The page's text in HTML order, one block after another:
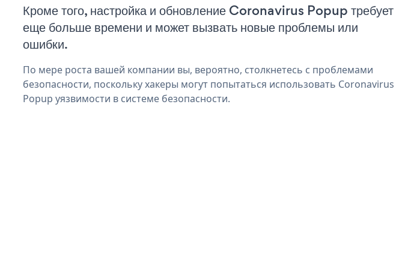
Кроме того, настройка и обновление Coronavirus Popup требует
еще больше времени и может вызвать новые проблемы или
ошибки.
По мере роста вашей компании вы, вероятно, столкнетесь с проблемами
безопасности, поскольку хакеры могут попытаться использовать Coronavirus
Popup уязвимости в системе безопасности.